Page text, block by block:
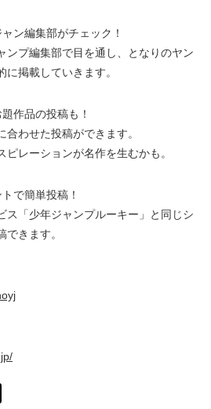
ン編集部がチェック！
ンプ編集部で目を通し、となりのヤン
掲載していきます。
作品の投稿も！
わせた投稿ができます。
レーションが名作を生むかも。
で簡単投稿！
ス「少年ジャンプルーキー」と同じシ
できます。